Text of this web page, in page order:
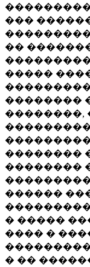
���
��
�����
��������
��������,
��������
��������
������
� �����
���� �
� ��